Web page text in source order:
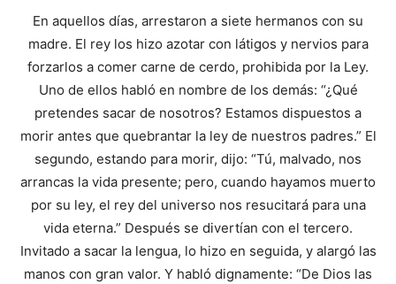
En aquellos días, arrestaron a siete hermanos con su
madre. El rey los hizo azotar con látigos y nervios para
forzarlos a comer carne de cerdo, prohibida por la Ley.
Uno de ellos habló en nombre de los demás: “¿Qué
pretendes sacar de nosotros? Estamos dispuestos a
morir antes que quebrantar la ley de nuestros padres.” El
segundo, estando para morir, dijo: “Tú, malvado, nos
arrancas la vida presente; pero, cuando hayamos muerto
por su ley, el rey del universo nos resucitará para una
vida eterna.” Después se divertían con el tercero.
Invitado a sacar la lengua, lo hizo en seguida, y alargó las
manos con gran valor. Y habló dignamente: “De Dios las